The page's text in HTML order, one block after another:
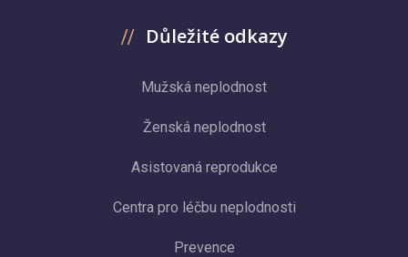
Důležité odkazy
Mužská neplodnost
Ženská neplodnost
Asistovaná reprodukce
Centra pro léčbu neplodnosti
Prevence